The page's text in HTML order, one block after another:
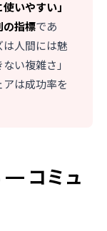
使いやすい」
の指標であ
人間には魅
い複雑さ」
は成功率を
— コミュ